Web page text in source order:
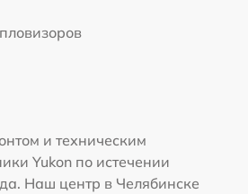
и техническим
Yukon по истечении
Наш центр в Челябинске